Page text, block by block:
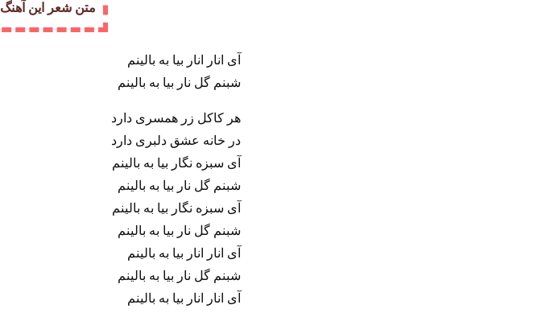
متن شعر این آهنگ
آی انار انار بیا به بالینم
شبنم گل نار بیا به بالینم
هر کاکل زر همسری دارد
در خانه عشق دلبری دارد
آی سبزه نگار بیا به بالینم
شبنم گل نار بیا به بالینم
آی سبزه نگار بیا به بالینم
شبنم گل نار بیا به بالینم
آی انار انار بیا به بالینم
شبنم گل نار بیا به بالینم
آی انار انار بیا به بالینم